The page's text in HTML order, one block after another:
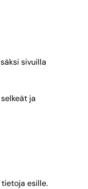
sivuilla
ja
esille.